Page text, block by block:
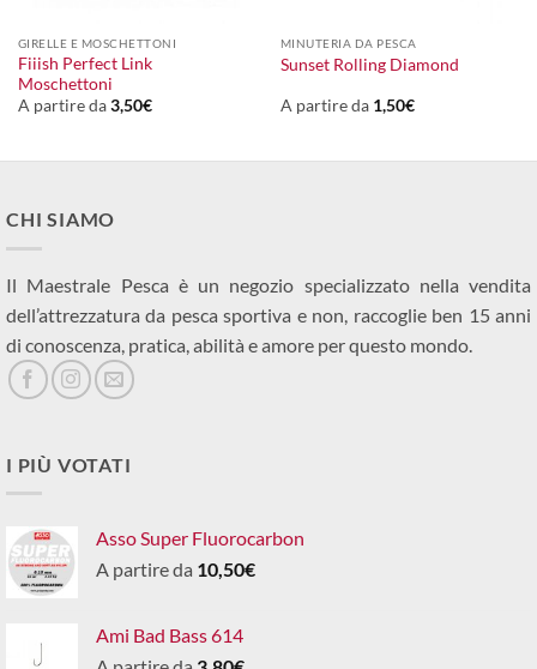
GIRELLE E MOSCHETTONI
Fiiish Perfect Link
Moschettoni
A partire da3,50€
MINUTERIA DA PESCA
Sunset Rolling Diamond
A partire da 1,50€
CHI SIAMO
Il Maestrale Pesca è un negozio specializzato nella vendita
dell’attrezzatura da pesca sportiva e non, raccoglie ben 15 anni
di conoscenza, pratica, abilità e amore per questo mondo.
I PIÙ VOTATI
Asso Super Fluorocarbon
A partire da 10,50€
Ami Bad Bass 614